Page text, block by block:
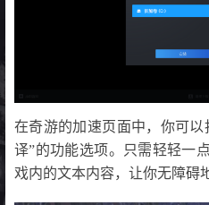
在奇游的加速页面中，你可
译”的功能选项。只需轻轻一
戏内的文本内容，让你无障碍